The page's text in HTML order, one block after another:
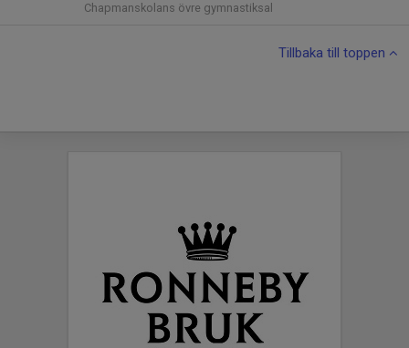
Chapmanskolans övre gymnastiksal
Tillbaka till toppen